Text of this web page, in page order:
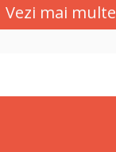
Vezi mai multe